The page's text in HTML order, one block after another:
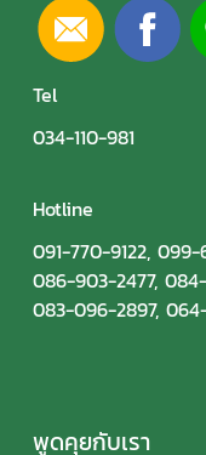
Tel
034-110-981
Hotline
091-770-9122, 099-
086-903-2477,
083-096-2897,
พูดคุยกับเรา